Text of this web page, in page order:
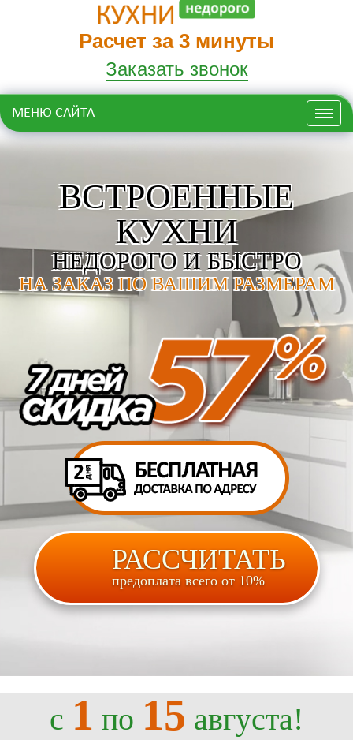
Расчет за 3 минуты
Заказать звонок
Меню
МЕНЮ САЙТА
ВСТРОЕННЫЕ
КУХНИ
НЕДОРОГО И БЫСТРО
НА ЗАКАЗ ПО ВАШИМ РАЗМЕРАМ
РАССЧИТАТЬ
предоплата всего от 10%
c 1 по 15 августа!